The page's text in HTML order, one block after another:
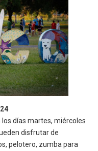
los días martes, miércoles
disfrutar de
pelotero, zumba para